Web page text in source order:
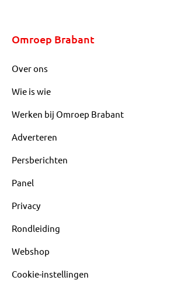
Omroep Brabant
Over ons
Wie is wie
Werken bij Omroep Brabant
Adverteren
Persberichten
Panel
Privacy
Rondleiding
Webshop
Cookie-instellingen